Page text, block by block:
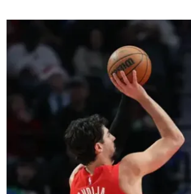
ליגה סינית
ליגה ברזילאית
ליגות נוספות